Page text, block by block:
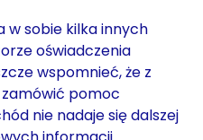
w sobie kilka innych
oświadczenia
wspomnieć, że z
pomoc
nie nadaje się dalszej